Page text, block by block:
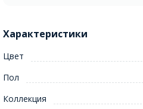
Характеристики
Цвет
Пол
Коллекция